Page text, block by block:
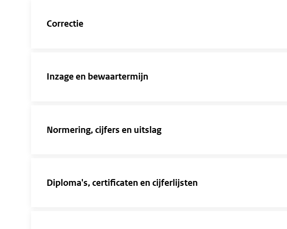
Correctie
Inzage en bewaartermijn
Normering, cijfers en uitslag
Diploma's, certificaten en cijferlijsten